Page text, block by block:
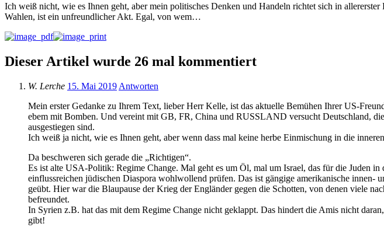
Ich weiß nicht, wie es Ihnen geht, aber mein politisches Denken und Handeln richtet sich in
Wahlen, ist ein unfreundlicher Akt. Egal, von wem…
Dieser Artikel wurde 26 mal kommentiert
W. Lerche 15. Mai 2019 Antworten
Mein erster Gedanke zu Ihrem Text, lieber Herr Kelle, ist das aktuelle Bemühen Ihrer US-
ebem mit Bomben. Und vereint mit GB, FR, China und RUSSLAND versucht Deutschland,
ausgestiegen sind.
Ich weiß ja nicht, wie es Ihnen geht, aber wenn dass mal keine herbe Einmischung in die
Da beschweren sich gerade die „Richtigen“.
Es ist alte USA-Politik: Regime Change. Mal geht es um Öl, mal um Israel, das für die Juden
einflussreichen jüdischen Diaspora wohlwollend prüfen. Das ist gängige amerikanische
geübt. Hier war die Blaupause der Krieg der Engländer gegen die Schotten, von denen viele
befreundet.
In Syrien z.B. hat das mit dem Regime Change nicht geklappt. Das hindert die Amis nicht
gibt!